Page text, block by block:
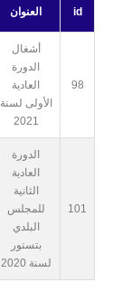
id العنوان
98
أشغال
الدورة
العادية
الأولى لسنة
2021
101
الدورة
العادية
الثانية
للمجلس
البلدي
بتستور
لسنة 2020